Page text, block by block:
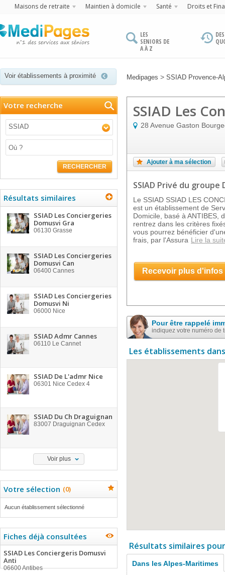
Maisons de retraite Maintien à domicile Santé Droits et
LES
SENIORS DE
A À Z
Voir établissements à proximité Medipages > SSIAD Provence-
Votre recherche
SSIAD
RECHERCHER
Résultats similaires
SSIAD Les Conciergeries
Domusvi Gra
06130 Grasse
SSIAD Les Conciergeries
Domusvi Can
06400 Cannes
SSIAD Les Conciergeries
Domusvi Ni
06000 Nice
SSIAD Admr Cannes
06110 Le Cannet
SSIAD De L'admr Nice
06301 Nice Cedex 4
SSIAD Du Ch Draguignan
83007 Draguignan Cedex
Voir plus
Votre sélection (0)
Aucun établissement sélectionné
Fiches déjà consultées
SSIAD Les Conciergeris Domusvi
Anti
06600 Antibes
SSIAD Les
28 Avenue Gaston
Ajouter à ma sélection
SSIAD Privé du groupe
Le SSIAD SSIAD LES
est un établissement de
Domicile, basé à ANTIBES,
rentrez dans les critères
vous pourrez bénéficier
frais, par l'Assura Lire la
Recevoir plus d'infos
Pour être rappelé
indiquez votre numéro de
Les établissements
Résultats similaires
Dans les Alpes-Maritimes